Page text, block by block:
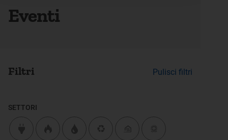
Eventi
Filtri Pulisci filtri
SETTORI